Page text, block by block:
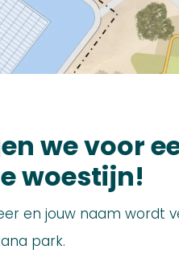
we voor
woestijn!
en jouw naam wordt
park.